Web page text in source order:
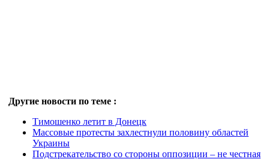
Другие новости по теме :
Тимошенко летит в Донецк
Массовые протесты захлестнули половину областей
Украины
Подстрекательство со стороны оппозиции – не честная